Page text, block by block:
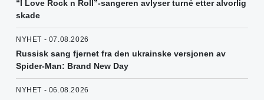
“I Love Rock n Roll”-sangeren avlyser turné etter alvorlig
skade
NYHET - 07.08.2026
Russisk sang fjernet fra den ukrainske versjonen av
Spider-Man: Brand New Day
NYHET - 06.08.2026